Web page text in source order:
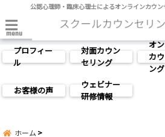
公認心理師・臨床心理士によるオンラインカウ
menu
プロフィー
ル
対面カウン
セリング
オ
カ
ング
お客様の声
ウェビナー
研修情報
ホーム